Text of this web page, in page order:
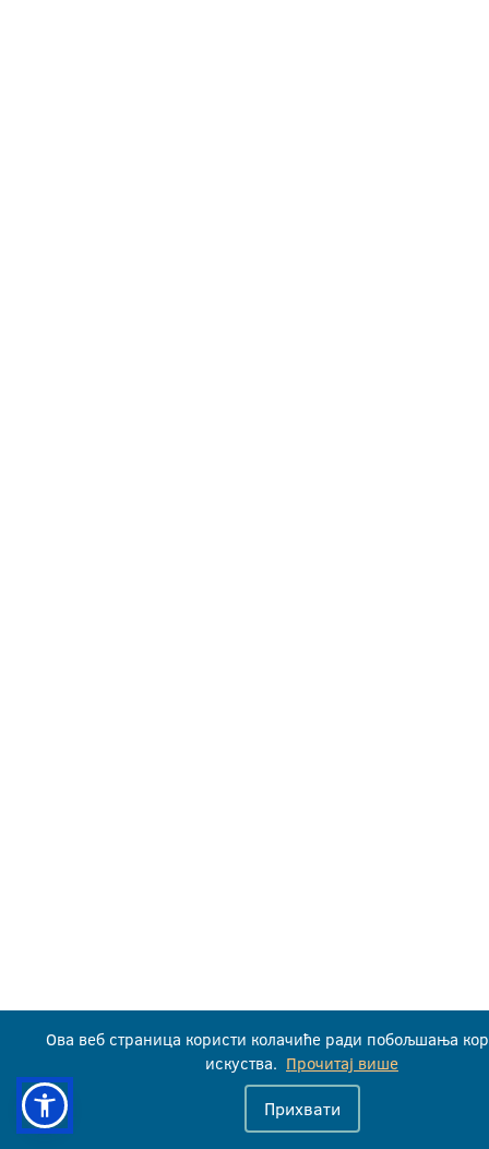
Ова веб страница користи колачиће ради побољшања
искуства. Прочитај више
Прихвати